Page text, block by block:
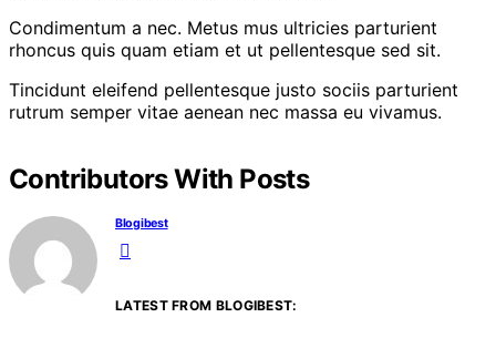
Condimentum a nec. Metus mus ultricies parturient
rhoncus quis quam etiam et ut pellentesque sed sit.
Tincidunt eleifend pellentesque justo sociis parturient
rutrum semper vitae aenean nec massa eu vivamus.
Contributors With Posts
Blogibest
LATEST FROM BLOGIBEST: